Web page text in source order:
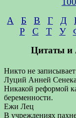
А
Б В Г Д
Р
С Т У
Цитаты
Никто не
Луций Анней
Никакой реформой
беременности.
Ежи Лец
В учреждениях